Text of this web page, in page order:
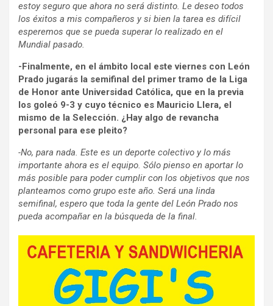
estoy seguro que ahora no será distinto. Le deseo todos
los éxitos a mis compañeros y si bien la tarea es difícil
esperemos que se pueda superar lo realizado en el
Mundial pasado.
-Finalmente, en el ámbito local este viernes con León
Prado jugarás la semifinal del primer tramo de la Liga
de Honor ante Universidad Católica, que en la previa
los goleó 9-3 y cuyo técnico es Mauricio Llera, el
mismo de la Selección. ¿Hay algo de revancha
personal para ese pleito?
-No, para nada. Este es un deporte colectivo y lo más
importante ahora es el equipo. Sólo pienso en aportar lo
más posible para poder cumplir con los objetivos que nos
planteamos como grupo este año. Será una linda
semifinal, espero que toda la gente del León Prado nos
pueda acompañar en la búsqueda de la final.